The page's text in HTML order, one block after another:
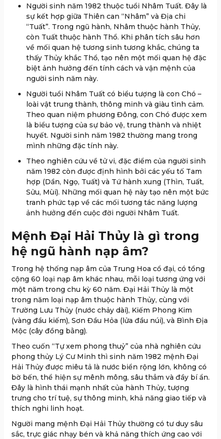
Người sinh năm 1982 thuộc tuổi Nhâm Tuất. Đây là
sự kết hợp giữa Thiên can “Nhâm” và Địa chi
“Tuất”. Trong ngũ hành, Nhâm thuộc hành Thủy,
còn Tuất thuộc hành Thổ. Khi phân tích sâu hơn
về mối quan hệ tương sinh tương khắc, chúng ta
thấy Thủy khắc Thổ, tạo nên một mối quan hệ đặc
biệt ảnh hưởng đến tính cách và vận mệnh của
người sinh năm này.
Người tuổi Nhâm Tuất có biểu tượng là con Chó –
loài vật trung thành, thông minh và giàu tình cảm.
Theo quan niệm phương Đông, con Chó được xem
là biểu tượng của sự bảo vệ, trung thành và nhiệt
huyết. Người sinh năm 1982 thường mang trong
mình những đặc tính này.
Theo nghiên cứu về tử vi, đặc điểm của người sinh
năm 1982 còn được định hình bởi các yếu tố Tam
hợp (Dần, Ngọ, Tuất) và Tứ hành xung (Thìn, Tuất,
Sửu, Mùi). Những mối quan hệ này tạo nên một bức
tranh phức tạp về các mối tương tác năng lượng
ảnh hưởng đến cuộc đời người Nhâm Tuất.
Mệnh Đại Hải Thủy là gì trong
hệ ngũ hành nạp âm?
Trong hệ thống nạp âm của Trung Hoa cổ đại, có tổng
cộng 60 loại nạp âm khác nhau, mỗi loại tương ứng với
một năm trong chu kỳ 60 năm. Đại Hải Thủy là một
trong năm loại nạp âm thuộc hành Thủy, cùng với
Trường Lưu Thủy (nước chảy dài), Kiếm Phong Kim
(vàng đầu kiếm), Sơn Đầu Hỏa (lửa đầu núi), và Bình Địa
Mộc (cây đồng bằng).
Theo cuốn “Tự xem phong thuỷ” của nhà nghiên cứu
phong thủy Lý Cư Minh thì sinh năm 1982 mệnh Đại
Hải Thủy được miêu tả là nước biển rộng lớn, không có
bờ bến, thể hiện sự mênh mông, sâu thẳm và đầy bí ẩn.
Đây là hình thái mạnh nhất của hành Thủy, tượng
trưng cho trí tuệ, sự thông minh, khả năng giao tiếp và
thích nghi linh hoạt.
Người mang mệnh Đại Hải Thủy thường có tư duy sâu
sắc, trực giác nhạy bén và khả năng thích ứng cao với